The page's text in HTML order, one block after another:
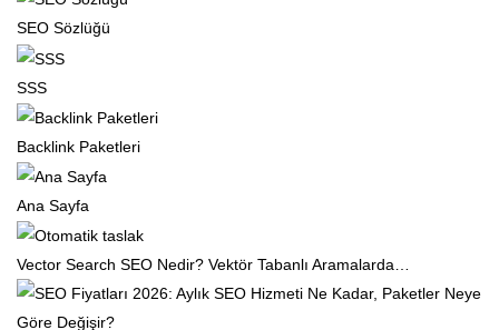
SEO Sözlüğü
SSS
Backlink Paketleri
Ana Sayfa
Vector Search SEO Nedir? Vektör Tabanlı Aramalarda…